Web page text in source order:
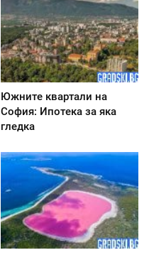
Южните квартали на
София: Ипотека за яка
гледка